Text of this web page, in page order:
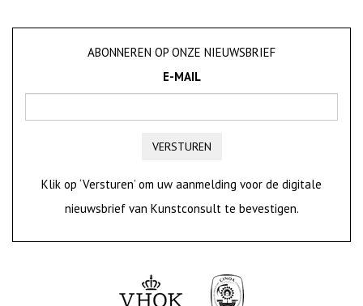
ABONNEREN OP ONZE NIEUWSBRIEF
E-MAIL
VERSTUREN
Klik op ‘Versturen’ om uw aanmelding voor de digitale
nieuwsbrief van Kunstconsult te bevestigen.